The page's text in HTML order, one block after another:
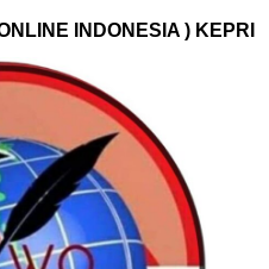
INDONESIA ) KEPRI